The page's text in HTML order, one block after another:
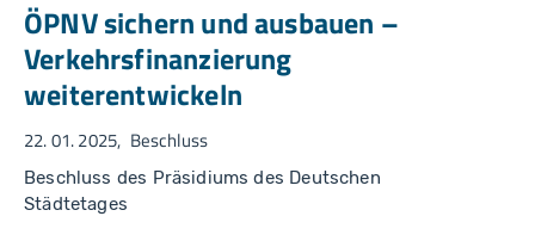
ÖPNV sichern und ausbauen –
Verkehrsfinanzierung
weiterentwickeln
22. 01. 2025 Beschluss
Beschluss des Präsidiums des Deutschen
Städtetages